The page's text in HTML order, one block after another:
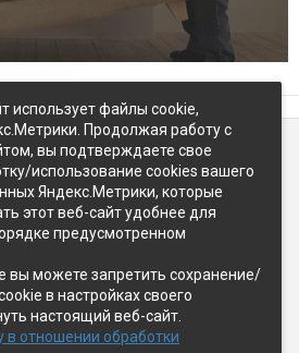
ул Восточное-шоссе, д.5
использует файлы cookie,
Продолжая работу с
вы подтверждаете свое
использование cookies вашего
Яндекс.Метрики, которые
этот веб-сайт удобнее для
предусмотренном
вы можете запретить сохранение/
в настройках своего
настоящий веб-сайт.
в отношении обработки